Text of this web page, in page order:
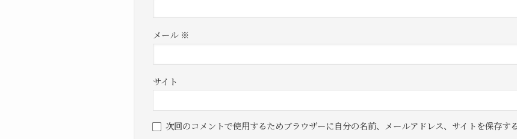
メール ※
サイト
次回のコメントで使用するためブラウザーに自分の名前、メールアドレス、サイトを保存する